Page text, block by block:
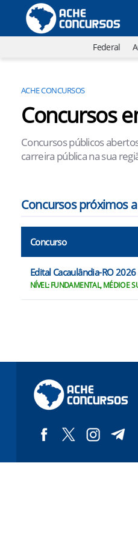
Federal
ACHE CONCURSOS
Concursos
Concursos públicos
carreira pública na sua
Concursos próximos
Concurso
Edital Cacaulândia-RO
NÍVEL: FUNDAMENTAL, MÉDIO E